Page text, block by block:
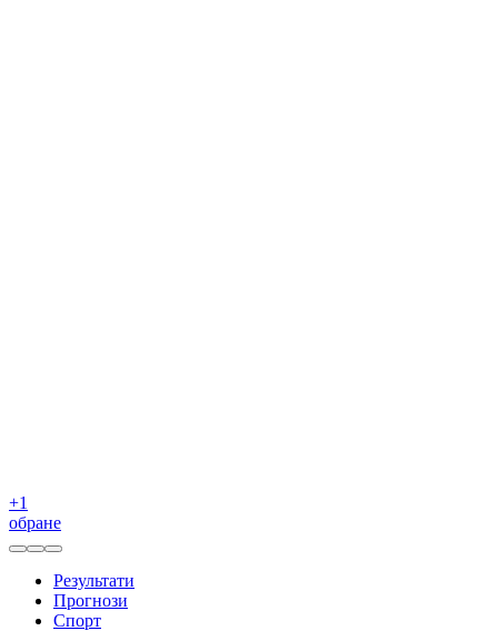
+1
обране
Результати
Прогнози
Спорт